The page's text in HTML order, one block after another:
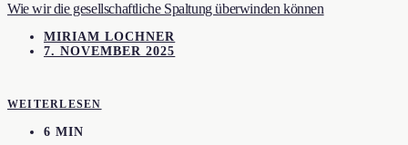
Wie wir die gesellschaftliche Spaltung überwinden können
MIRIAM LOCHNER
7. NOVEMBER 2025
WEITERLESEN
6 MIN